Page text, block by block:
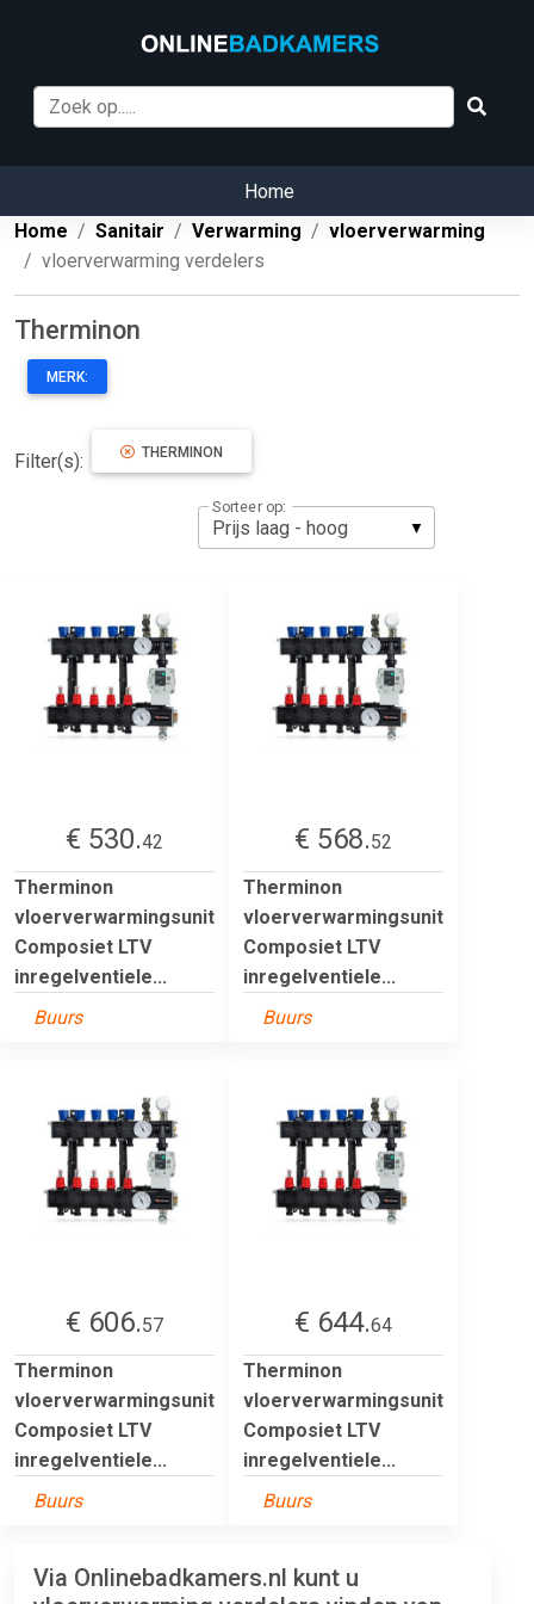
Home
Home
Sanitair Verwarming
vloerverwarming
vloerverwarming verdelers
Therminon
MERK:
Filter(s): THERMINON
Sorteer op:
€ 530.42
Therminon
vloerverwarmingsunit
Composiet LTV
inregelventiele...
Buurs
€ 568.52
Therminon
vloerverwarmingsunit
Composiet LTV
inregelventiele...
Buurs
€ 606.57
Therminon
vloerverwarmingsunit
Composiet LTV
inregelventiele...
Buurs
€ 644.64
Therminon
vloerverwarmingsunit
Composiet LTV
inregelventiele...
Buurs
Via Onlinebadkamers.nl kunt u